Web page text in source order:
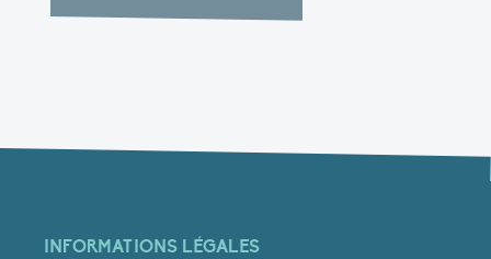
INFORMATIONS LÉGALES